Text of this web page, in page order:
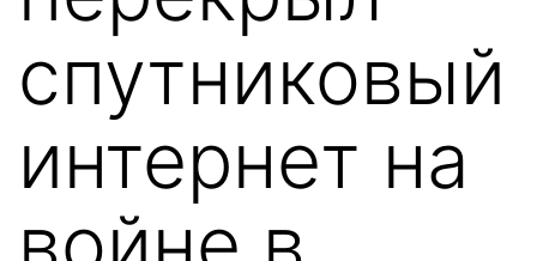
спутниковый
интернет на